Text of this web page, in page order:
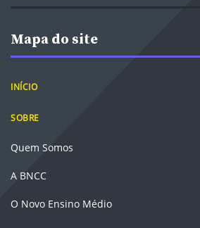
Mapa do site
INÍCIO
SOBRE
Quem Somos
A BNCC
O Novo Ensino Médio